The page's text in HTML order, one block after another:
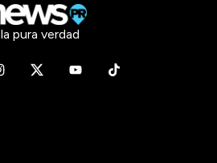
la pura verdad